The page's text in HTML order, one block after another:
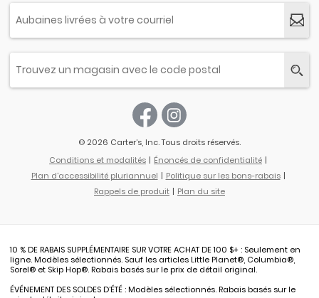
© 2026 Carter’s, Inc. Tous droits réservés.
Conditions et modalités
Énoncés de confidentialité
Plan d'accessibilité pluriannuel
Politique sur les bons-rabais
Rappels de produit
Plan du site
10 % DE RABAIS SUPPLÉMENTAIRE SUR VOTRE ACHAT DE 100 $+ : Seulement en
ligne. Modèles sélectionnés. Sauf les articles Little Planet®, Columbia®,
Sorel® et Skip Hop®. Rabais basés sur le prix de détail original.
ÉVÉNEMENT DES SOLDES D’ÉTÉ : Modèles sélectionnés. Rabais basés sur le